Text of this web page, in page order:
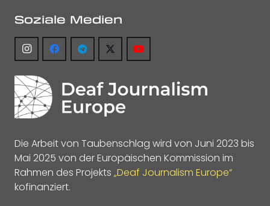
Soziale Medien
Die Arbeit von Taubenschlag wird von Juni 2023 bis
Mai 2025 von der Europäischen Kommission im
Rahmen des Projekts „Deaf Journalism Europe“
kofinanziert.